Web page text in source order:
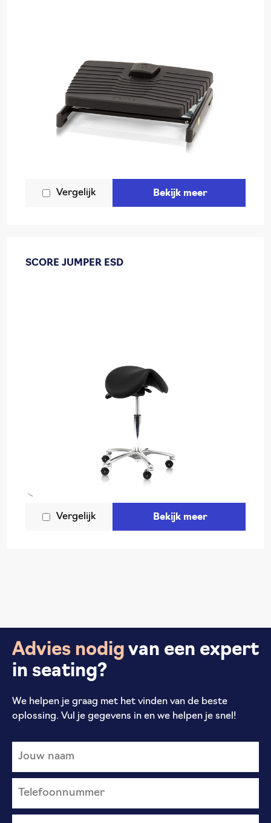
Vergelijk Bekijk meer
SCORE JUMPER ESD
Vergelijk Bekijk meer
Advies nodig van een expert
in seating?
We helpen je graag met het vinden van de beste
oplossing. Vul je gegevens in en we helpen je snel!